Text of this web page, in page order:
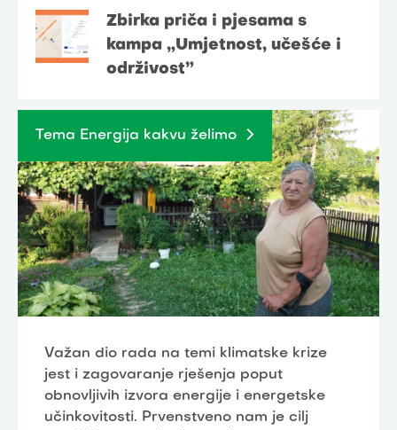
Zbirka priča i pjesama s
kampa „Umjetnost, učešće i
održivost”
Tema Energija kakvu želimo
Važan dio rada na temi klimatske krize
jest i zagovaranje rješenja poput
obnovljivih izvora energije i energetske
učinkovitosti. Prvenstveno nam je cilj